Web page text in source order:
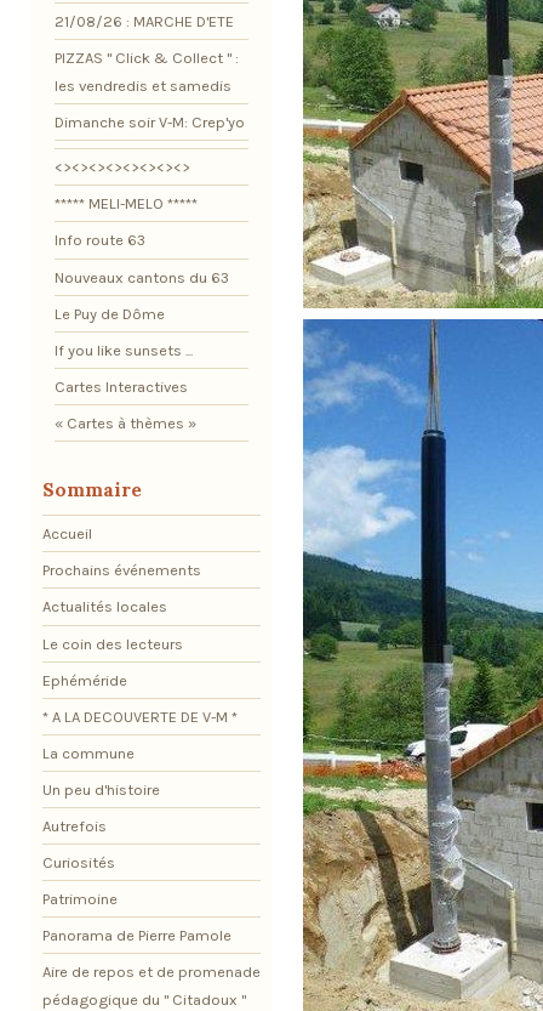
21/08/26 : MARCHE D'ETE
PIZZAS " Click & Collect " :
les vendredis et samedis
Dimanche soir V-M: Crep'yo
<><><><><><><><>
***** MELI-MELO *****
Info route 63
Nouveaux cantons du 63
Le Puy de Dôme
If you like sunsets ...
Cartes Interactives
« Cartes à thèmes »
Sommaire
Accueil
Prochains événements
Actualités locales
Le coin des lecteurs
Ephéméride
* A LA DECOUVERTE DE V-M *
La commune
Un peu d'histoire
Autrefois
Curiosités
Patrimoine
Panorama de Pierre Pamole
Aire de repos et de promenade
pédagogique du " Citadoux "